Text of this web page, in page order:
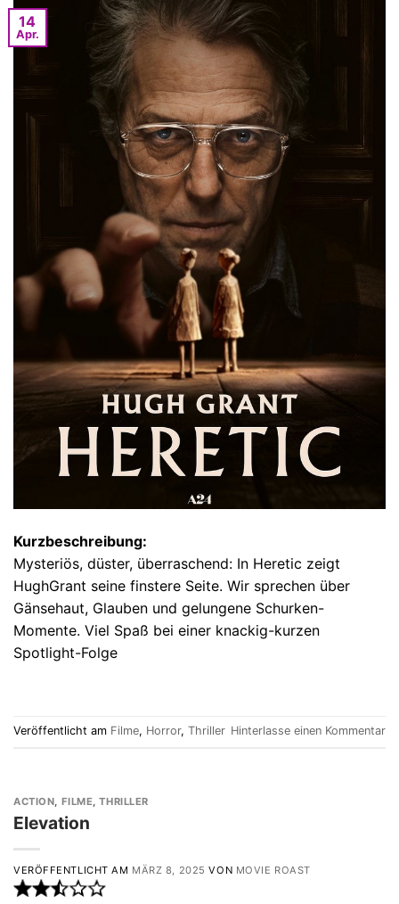
14
Apr.
Kurzbeschreibung:
Mysteriös, düster, überraschend: In Heretic zeigt
HughGrant seine finstere Seite. Wir sprechen über
Gänsehaut, Glauben und gelungene Schurken-
Momente. Viel Spaß bei einer knackig-kurzen
Spotlight-Folge
Veröffentlicht am Filme, Horror, Thriller Hinterlasse einen Kommentar
ACTION, FILME,THRILLER
Elevation
VERÖFFENTLICHT AM MÄRZ 8, 2025 VON MOVIE ROAST